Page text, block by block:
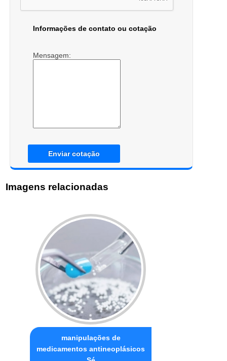
Informações de contato ou cotação
Mensagem:
Enviar cotação
Imagens relacionadas
manipulações de
medicamentos antineoplásicos